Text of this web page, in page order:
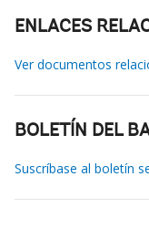
ENLACES
Ver documentos
BOLETÍN DEL
Suscríbase al boletín